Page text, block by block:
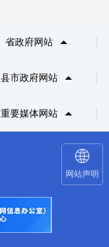
省政府网站
县市政府网站
重要媒体网站
网站声明